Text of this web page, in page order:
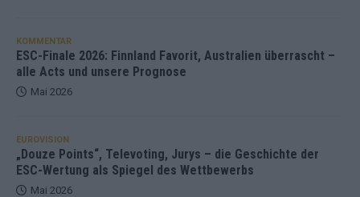
KOMMENTAR
ESC-Finale 2026: Finnland Favorit, Australien überrascht –
alle Acts und unsere Prognose
Mai 2026
EUROVISION
„Douze Points“, Televoting, Jurys – die Geschichte der
ESC-Wertung als Spiegel des Wettbewerbs
Mai 2026